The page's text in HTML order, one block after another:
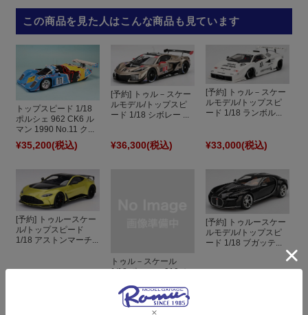
この商品を見た人はこんな商品も見ています
トップスピード 1/18
ポルシェ 962 CK6 ル
マン 1990 No.11 ク...
¥35,200(税込)
[予約] トゥル－スケー
ルモデル/トップスピ
ード 1/18 シボレー ...
¥36,300(税込)
[予約] トゥル－スケー
ルモデル/トップスピ
ード 1/18 ランボル...
¥33,000(税込)
[予約] トゥルースケー
ル/トップスピード
1/18 アストンマーチ...
トゥル－スケール
1/18 ポルシェ 910 ホ
¥18,360(税込)
[予約] トゥルースケー
ルモデル/トップスピ
ード 1/18 ブガッテ...